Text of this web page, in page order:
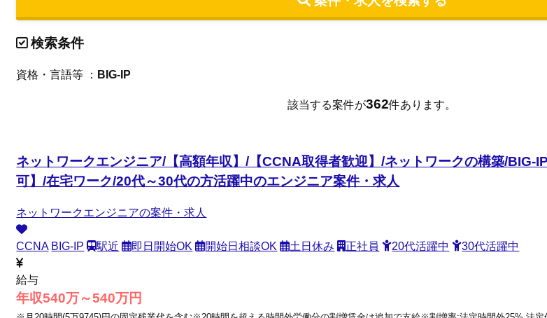
検索条件
資格・言語等 ： BIG-IP
該当する案件が362件あります。
ネットワークエンジニア/【高額年収】/【CCNA取得者歓迎】/ネットワークの構築/BIG-
可】/在宅ワーク/20代～30代の方活躍中のエンジニア案件・求人
ネットワークエンジニアの案件・求人
CCNA BIG-IP 駅近 即日開始OK 開始日相談OK 土日休み 正社員 20代活躍中 30代活躍中
給与
年収540万～540万円